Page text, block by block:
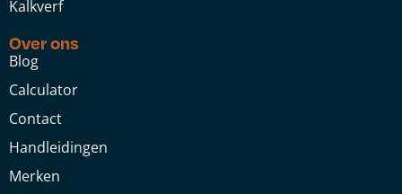
Kalkverf
Over ons
Blog
Calculator
Contact
Handleidingen
Merken